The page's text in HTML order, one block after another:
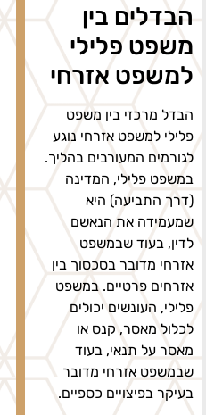
הבדלים בין
משפט פלילי
למשפט אזרחי
הבדל מרכזי בין משפט
פלילי למשפט אזרחי נוגע
לגורמים המעורבים בהליך.
במשפט פלילי, המדינה
(דרך התביעה) היא
שמעמידה את הנאשם
לדין, בעוד שבמשפט
אזרחי מדובר בסכסוך בין
אזרחים פרטיים. במשפט
פלילי, העונשים יכולים
לכלול מאסר, קנס או
מאסר על תנאי, בעוד
שבמשפט אזרחי מדובר
בעיקר בפיצויים כספיים.